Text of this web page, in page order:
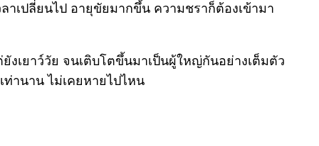
าเปลี่ยนไป อายุขัยมากขึ้น ความชราก็ต้องเข้ามา
งเยาว์วัย จนเติบโตขึ้นมาเป็นผู้ใหญ่กันอย่างเต็มตัว
านาน ไม่เคยหายไปไหน